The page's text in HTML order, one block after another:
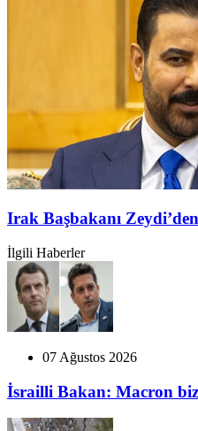
Irak Başbakanı
İlgili Haberler
07 Ağustos 2026
İsrailli Bakan: Macron bizi